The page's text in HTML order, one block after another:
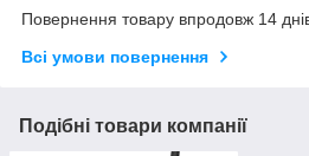
Повернення товару впродовж 14
Всі умови повернення
Подібні товари компанії